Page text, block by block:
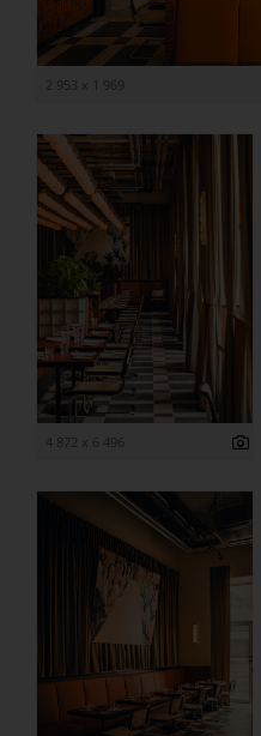
2 953 x 1 969
4 872 x 6 496